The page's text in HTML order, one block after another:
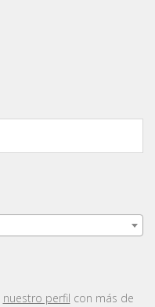
nuestro perfil con más de